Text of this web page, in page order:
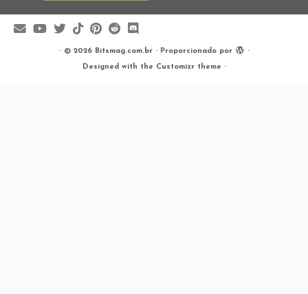
· © 2026 Bitsmag.com.br· Proporcionado por ·
Designed with the Customizr theme ·